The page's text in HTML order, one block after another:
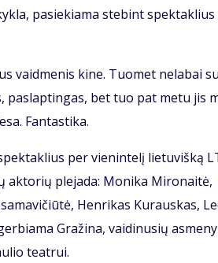
pa­sie­kia­ma ste­bint
vaid­me­nis ki­ne. Tuo­met ne­la­bai
pa­slap­tin­gas, bet tuo pat me­tu jis
Fan­tas­ti­ka.
per vie­nin­te­lį lie­tu­viš­ką
ak­to­rių ple­ja­da: Mo­ni­ka Mi­ro­nai­tė,
Hen­ri­kas Ku­raus­kas,
Gra­ži­na, vai­di­nu­sių
te­at­rui.